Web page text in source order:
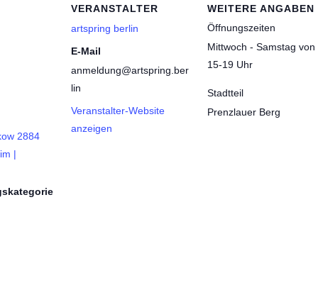
2884
|
VERANSTALTER
artspring berlin
E-Mail
anmeldung@artspring.ber
lin
Veranstalter-Website
anzeigen
WEITERE ANGABEN
Öffnungszeiten
Mittwoch - Samstag von
15-19 Uhr
Stadtteil
Prenzlauer Berg